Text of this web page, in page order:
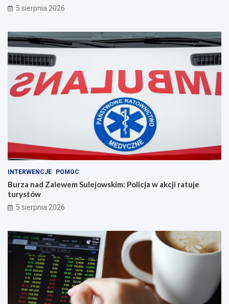
5 sierpnia 2026
INTERWENCJE POMOC
Burza nad Zalewem Sulejowskim: Policja w akcji ratuje
turystów
5 sierpnia 2026